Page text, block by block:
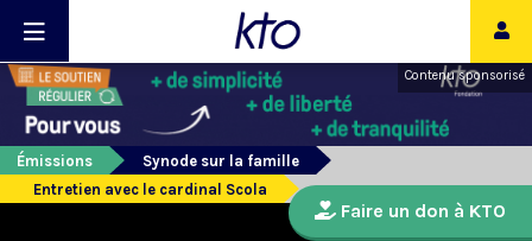
Contenu sponsorisé
Émissions
Synode sur la famille
Entretien avec le cardinal Scola
Faire un don à KTO